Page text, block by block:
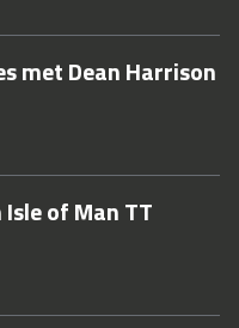
met Dean Harrison
of Man TT